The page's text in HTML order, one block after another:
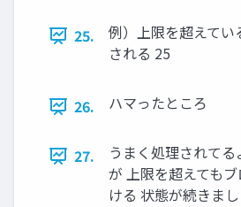
25.
例）上限を超えてい
される 25
26. ハマったところ
27.
うまく処理されて
が 上限を超えても
ける 状態が続きまし